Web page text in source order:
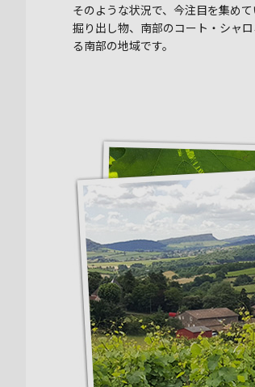
そのような状況で、今注目を集め
掘り出し物、南部のコート・シャ
る南部の地域です。